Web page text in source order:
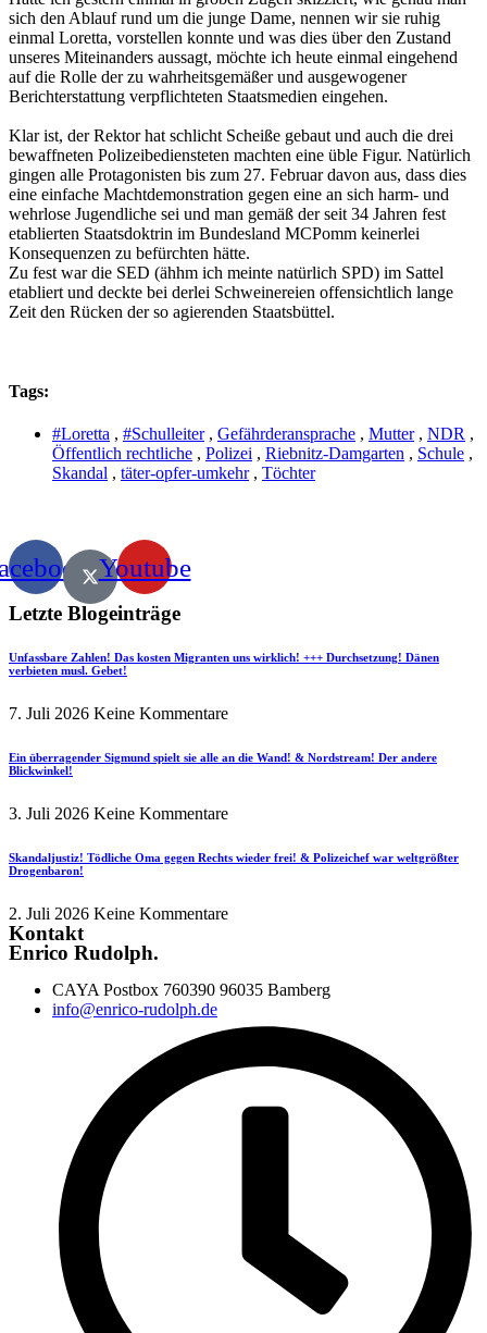
sich den Ablauf rund um die junge Dame, nennen wir sie ruhig
einmal Loretta, vorstellen konnte und was dies über den Zustand
unseres Miteinanders aussagt, möchte ich heute einmal eingehend
auf die Rolle der zu wahrheitsgemäßer und ausgewogener
Berichterstattung verpflichteten Staatsmedien eingehen.
Klar ist, der Rektor hat schlicht Scheiße gebaut und auch die drei
bewaffneten Polizeibediensteten machten eine üble Figur. Natürlich
gingen alle Protagonisten bis zum 27. Februar davon aus, dass dies
eine einfache Machtdemonstration gegen eine an sich harm- und
wehrlose Jugendliche sei und man gemäß der seit 34 Jahren fest
etablierten Staatsdoktrin im Bundesland MCPomm keinerlei
Konsequenzen zu befürchten hätte.
Zu fest war die SED (ähhm ich meinte natürlich SPD) im Sattel
etabliert und deckte bei derlei Schweinereien offensichtlich lange
Zeit den Rücken der so agierenden Staatsbüttel.
Tags:
#Loretta , #Schulleiter, Gefährderansprache , Mutter, NDR ,
Öffentlich rechtliche , Polizei , Riebnitz-Damgarten , Schule ,
Skandal , täter-opfer-umkehr, Töchter
Youtube
Letzte Blogeinträge
Unfassbare Zahlen! Das kosten Migranten uns wirklich! +++ Durchsetzung! Dänen
verbieten musl. Gebet!
7. Juli 2026 Keine Kommentare
Ein überragender Sigmund spielt sie alle an die Wand! & Nordstream! Der andere
Blickwinkel!
3. Juli 2026 Keine Kommentare
Skandaljustiz! Tödliche Oma gegen Rechts wieder frei! & Polizeichef war weltgrößter
Drogenbaron!
2. Juli 2026 Keine Kommentare
Kontakt
Enrico Rudolph.
CAYA Postbox 760390 96035 Bamberg
info@enrico-rudolph.de